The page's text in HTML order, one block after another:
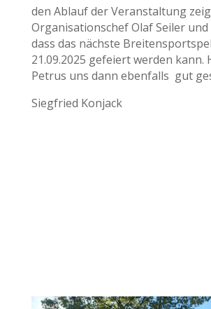
den Ablauf der Veranstaltung
Organisationschef Olaf Seiler
dass das nächste
21.09.2025 gefeiert werden kann.
Petrus uns dann ebenfalls gut
Siegfried Konjack